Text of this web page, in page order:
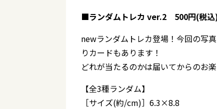
■ランダムトレカ ver.2 500円(税
newランダムトレカ登場！今回の写
りカードもあります！
どれが当たるのかは届いてからのお
【全3種ランダム】
［サイズ(約/cm)］6.3×8.8